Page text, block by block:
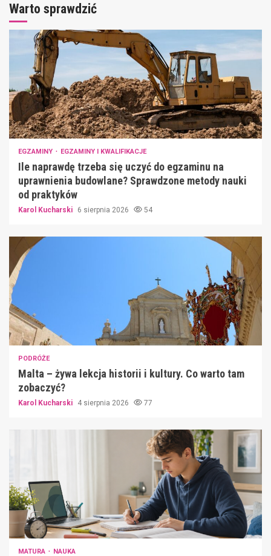
Warto sprawdzić
EGZAMINY EGZAMINY I KWALIFIKACJE
Ile naprawdę trzeba się uczyć do egzaminu na
uprawnienia budowlane? Sprawdzone metody nauki
od praktyków
Karol Kucharski 6 sierpnia 2026 54
PODRÓŻE
Malta – żywa lekcja historii i kultury. Co warto tam
zobaczyć?
Karol Kucharski 4 sierpnia 2026 77
MATURA NAUKA